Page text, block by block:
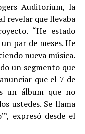
Auditorium, la
revelar que llevaba
“He estado
par de meses. He
nueva música.
un segmento que
que el 7 de
un álbum que no
ustedes. Se llama
expresó desde el